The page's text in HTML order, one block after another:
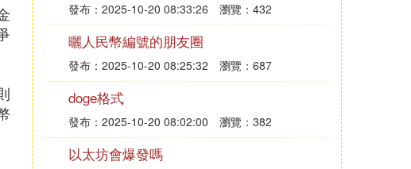
發布：2025-10-20 08:33:26 瀏覽：432
曬人民幣編號的朋友圈
發布：2025-10-20 08:25:32 瀏覽：687
doge格式
發布：2025-10-20 08:02:00 瀏覽：382
以太坊會爆發嗎